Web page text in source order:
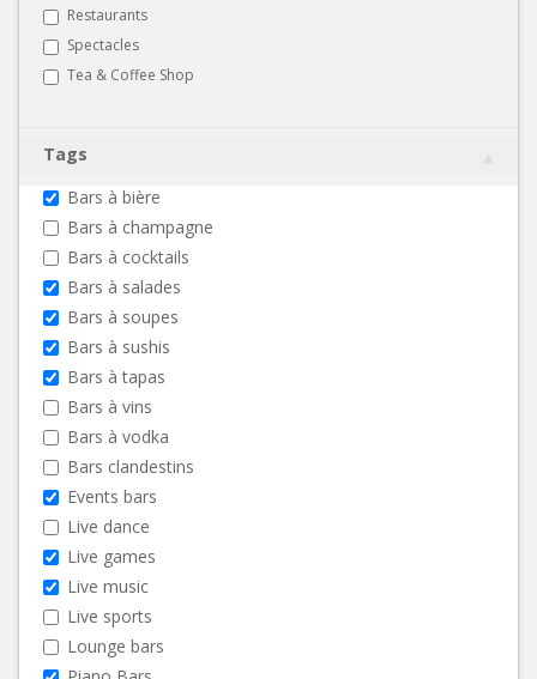
Restaurants
Spectacles
Tea & Coffee Shop
Tags
Bars à bière
Bars à champagne
Bars à cocktails
Bars à salades
Bars à soupes
Bars à sushis
Bars à tapas
Bars à vins
Bars à vodka
Bars clandestins
Events bars
Live dance
Live games
Live music
Live sports
Lounge bars